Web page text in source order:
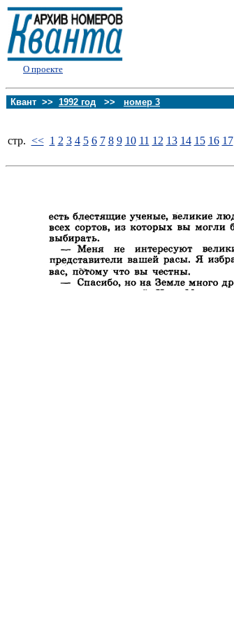
О проекте
Квант >> 1992 год >> номер 3
стp. << 1 2 3 4 5 6 7 8 9 10 11 12 13 14 15 16 17